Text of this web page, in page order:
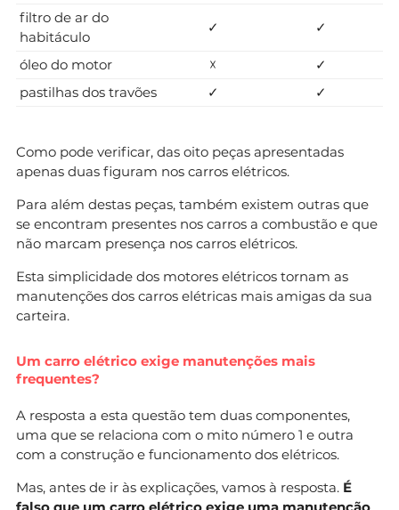
filtro de ar do
habitáculo
✓ ✓
óleo do motor ☓
✓
pastilhas dos travões
✓ ✓
Como pode verificar, das oito peças apresentadas
apenas duas figuram nos carros elétricos.
Para além destas peças, também existem outras que
se encontram presentes nos carros a combustão e que
não marcam presença nos carros elétricos.
Esta simplicidade dos motores elétricos tornam as
manutenções dos carros elétricas mais amigas da sua
carteira.
Um carro elétrico exige manutenções mais
frequentes?
A resposta a esta questão tem duas componentes,
uma que se relaciona com o mito número 1 e outra
com a construção e funcionamento dos elétricos.
Mas, antes de ir às explicações, vamos à resposta. É